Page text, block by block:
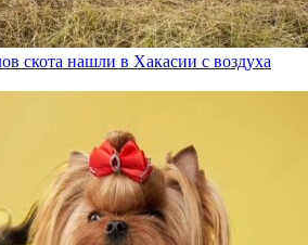
скота нашли в Хакасии с воздуха